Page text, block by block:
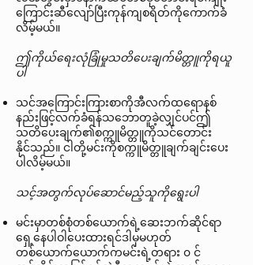
ကြောင်းဆီလျော်ပြီးကုန်ကျစရိတ်ကိုကောက်ခံ
လိမ့်မယ်။
ဤကိုယ်ရေးလုံခြုံမှုသတိပေးချက်မိတ္တူကိုရယူ
ပါ
သင်အကြောင်းကြားစာကိုအီလက်ထရောနစ်
နည်းဖြင့်လက်ခံရန်သဘောတူခဲ့လျှင်ပင်ဤ
သတိပေးချက်၏စက္ကူမိတ္တူကိုသင်တောင်း
နိုင်သည်။ ငါတို့မင်းကိုစက္ကူမိတ္တူချက်ချင်းပေး
ပါလိမ့်မယ်။
သင့်အတွက်လုပ်ဆောင်မည့်သူကိုရွေးပါ
မင်းမှာတစ်စုံတစ်ယောက်ရဲ့ဆေးဘက်ဆိုင်ရာ
ရှေ့နေပါဝါပေးထားရင်ဒါမှမဟုတ်
တစ်ယောက်ယောက်ကမင်းရဲ့တရား ၀ င်